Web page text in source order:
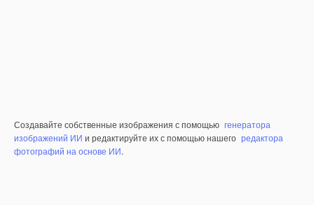
Создавайте собственные изображения с помощью генератора
изображений ИИ и редактируйте их с помощью нашего редактора
фотографий на основе ИИ.